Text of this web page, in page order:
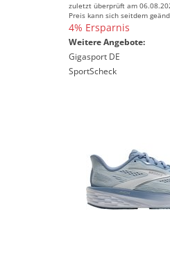
zuletzt überprüft am
Preis kann sich seitdem
4% Ersparnis
Weitere Angebote:
Gigasport DE
SportScheck